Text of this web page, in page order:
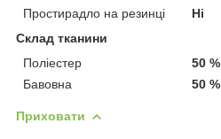
Простирадло на резинці
Ні
Склад тканини
Поліестер
50 %
Бавовна
50 %
Приховати